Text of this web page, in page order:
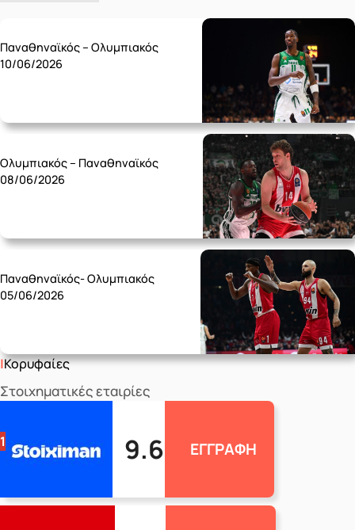
Παναθηναϊκός – Ολυμπιακός
10/06/2026
Ολυμπιακός – Παναθηναϊκός
08/06/2026
Παναθηναϊκός- Ολυμπιακός
05/06/2026
Κορυφαίες
Στοιχηματικές εταιρίες
1 9.6 ΕΓΓΡΑΦΗ